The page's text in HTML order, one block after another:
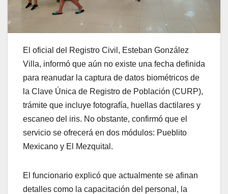
El oficial del Registro Civil, Esteban González
Villa, informó que aún no existe una fecha definida
para reanudar la captura de datos biométricos de
la Clave Única de Registro de Población (CURP),
trámite que incluye fotografía, huellas dactilares y
escaneo del iris. No obstante, confirmó que el
servicio se ofrecerá en dos módulos: Pueblito
Mexicano y El Mezquital.
El funcionario explicó que actualmente se afinan
detalles como la capacitación del personal, la